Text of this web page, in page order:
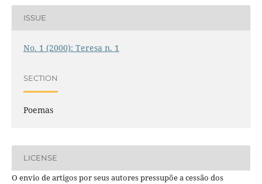
ISSUE
No. 1 (2000): Teresa n. 1
SECTION
Poemas
LICENSE
O envio de artigos por seus autores pressupõe a cessão dos